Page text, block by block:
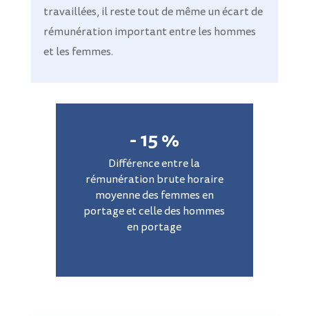
travaillées, il reste tout de même un écart de
rémunération important entre les hommes
et les femmes.
- 15 %
Différence entre la
rémunération brute horaire
moyenne des femmes en
portage et celle des hommes
en portage